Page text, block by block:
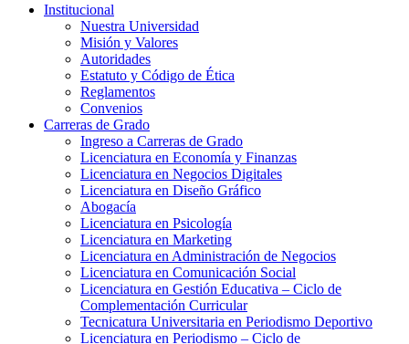
Institucional
Nuestra Universidad
Misión y Valores
Autoridades
Estatuto y Código de Ética
Reglamentos
Convenios
Carreras de Grado
Ingreso a Carreras de Grado
Licenciatura en Economía y Finanzas
Licenciatura en Negocios Digitales
Licenciatura en Diseño Gráfico
Abogacía
Licenciatura en Psicología
Licenciatura en Marketing
Licenciatura en Administración de Negocios
Licenciatura en Comunicación Social
Licenciatura en Gestión Educativa – Ciclo de
Complementación Curricular
Tecnicatura Universitaria en Periodismo Deportivo
Licenciatura en Periodismo – Ciclo de